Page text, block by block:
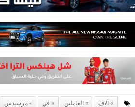
آلاف العاملين في مرسيدس